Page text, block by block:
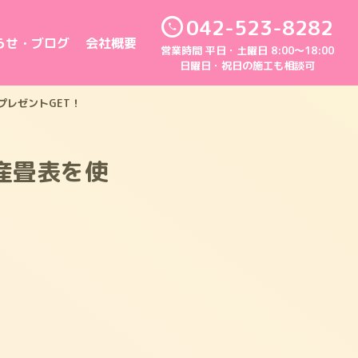
せ・ブログ 会社概要
042-523-8282
営業時間 平日・土曜日 8:00～18:00
日曜日・祝日の施工も相談可
レゼントGET！
畳表を使